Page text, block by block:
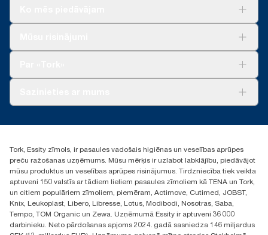
+371 29141799
Atrast izplatītāju
Ulbrokas street 19A
Riga, Latvija
LV-1028
Tork, Essity zīmols, ir pasaules vadošais higiēnas un veselības aprūpes
preču ražošanas uzņēmums. Mūsu mērķis ir uzlabot labklājību, piedāvājot
mūsu produktus un veselības aprūpes risinājumus. Tirdzniecība tiek veikta
aptuveni 150 valstīs ar tādiem lieliem pasaules zīmoliem kā TENA un Tork,
un citiem populāriem zīmoliem, piemēram, Actimove, Cutimed, JOBST,
Knix, Leukoplast, Libero, Libresse, Lotus, Modibodi, Nosotras, Saba,
Tempo, TOM Organic un Zewa. Uzņēmumā Essity ir aptuveni 36 000
darbinieku. Neto pārdošanas apjoms 2024. gadā sasniedza 146 miljardus